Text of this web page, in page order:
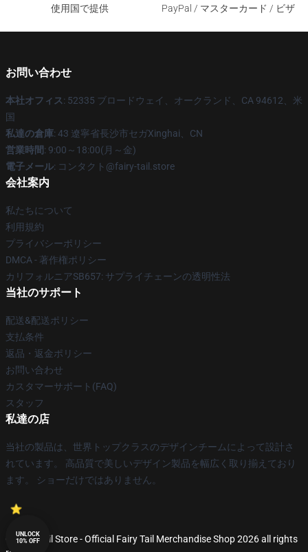
使用国で提供
PayPal / マスターカード / ビザ
お問い合わせ
本社オフィス: 52335 ブロードウェイ、オークランド、CA 94612、米
国
私達の倉庫: 43 遼寧省長沙市セガXinghai、CN
営業時間: 9:00～18:00(月～金)
電子メール: コンタクト@fairy-tail.store
会社案内
私たちについて
利用規約
プライバシーポリシー
DMCA - 著作権ポリシー
カリフォルニアSB657: サプライチェーンの透明性法
当社のサポート
配送&配送ポリシー
支払条件
返品・返金ポリシー
お問い合わせ
カスタマーサポート(FAQ)
スタッフ
私達の店
当社の製品は、世界トップクラスのデザインチームによって設計さ
れています。 高品質で美しいデザイン製品を幅広く取り揃えており
ます。 ショーだけではありません。
© Fairy Tail Store - Official Fairy Tail Merchandise Shop 2026 all rights
UNLOCK
10% OFF